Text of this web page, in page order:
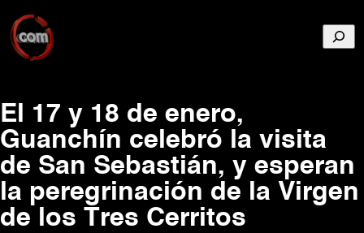
El 17 y 18 de enero,
Guanchín celebró la visita
de San Sebastián, y esperan
la peregrinación de la Virgen
de los Tres Cerritos